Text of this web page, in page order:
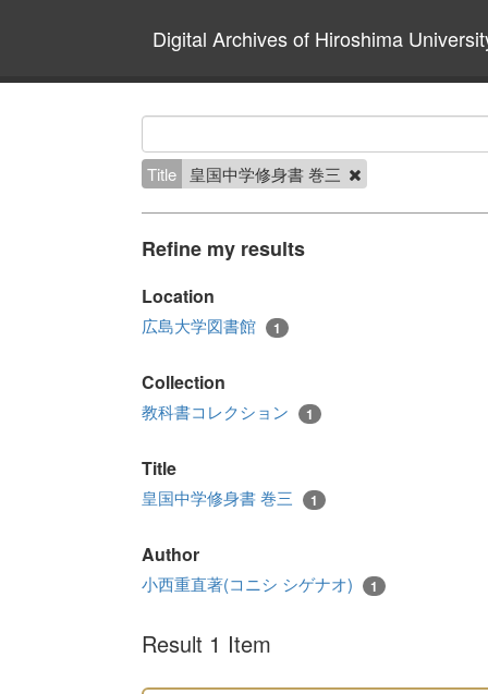
Digital Archives of Hiroshima
Title 皇国中学修身書 巻三
Refine my results
Location
広島大学図書館 1
Collection
教科書コレクション 1
Title
皇国中学修身書 巻三 1
Author
小西重直著(コニシ シゲナオ) 1
Result 1 Item